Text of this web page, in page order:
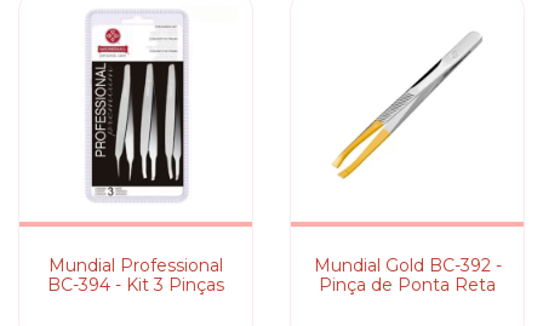
Mundial Professional
BC-394 - Kit 3 Pinças
Mundial Gold BC-392 -
Pinça de Ponta Reta